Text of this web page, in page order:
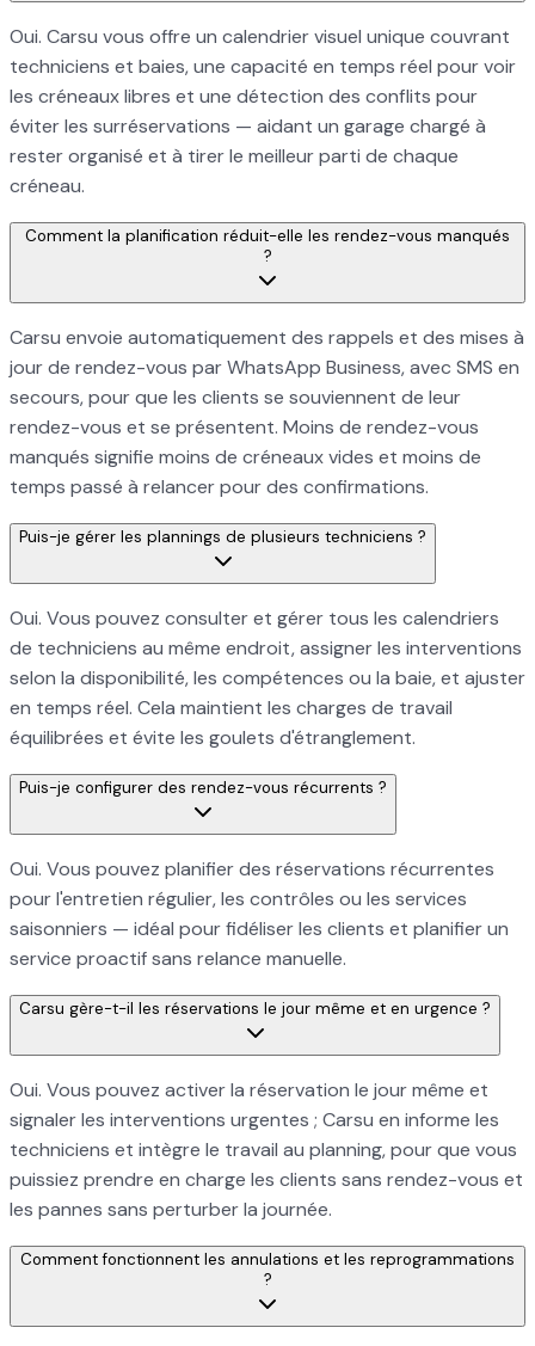
Oui. Carsu vous offre un calendrier visuel unique couvrant
techniciens et baies, une capacité en temps réel pour voir
les créneaux libres et une détection des conflits pour
éviter les surréservations — aidant un garage chargé à
rester organisé et à tirer le meilleur parti de chaque
créneau.
Comment la planification réduit-elle les rendez-vous manqués
?
Carsu envoie automatiquement des rappels et des mises à
jour de rendez-vous par WhatsApp Business, avec SMS en
secours, pour que les clients se souviennent de leur
rendez-vous et se présentent. Moins de rendez-vous
manqués signifie moins de créneaux vides et moins de
temps passé à relancer pour des confirmations.
Puis-je gérer les plannings de plusieurs techniciens ?
Oui. Vous pouvez consulter et gérer tous les calendriers
de techniciens au même endroit, assigner les interventions
selon la disponibilité, les compétences ou la baie, et ajuster
en temps réel. Cela maintient les charges de travail
équilibrées et évite les goulets d'étranglement.
Puis-je configurer des rendez-vous récurrents ?
Oui. Vous pouvez planifier des réservations récurrentes
pour l'entretien régulier, les contrôles ou les services
saisonniers — idéal pour fidéliser les clients et planifier un
service proactif sans relance manuelle.
Carsu gère-t-il les réservations le jour même et en urgence ?
Oui. Vous pouvez activer la réservation le jour même et
signaler les interventions urgentes ; Carsu en informe les
techniciens et intègre le travail au planning, pour que vous
puissiez prendre en charge les clients sans rendez-vous et
les pannes sans perturber la journée.
Comment fonctionnent les annulations et les reprogrammations
?